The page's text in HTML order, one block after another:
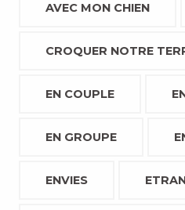
AVEC MON CHIEN
CROQUER NOTRE
EN COUPLE
EN GROUPE
ENVIES